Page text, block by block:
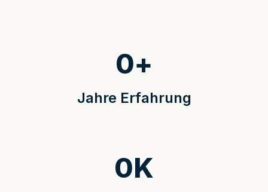
Jahre Erfahrung
0+
0K